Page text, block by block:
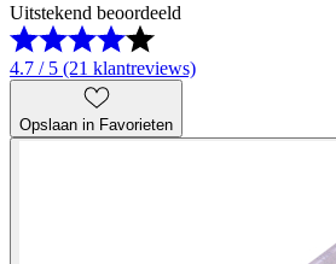
Uitstekend beoordeeld
4.7 / 5 (21 klantreviews)
Opslaan in Favorieten